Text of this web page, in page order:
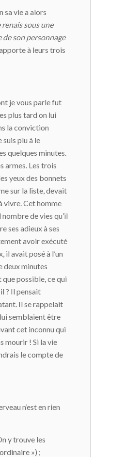
sa vie a alors
sous une
de son personnage
à leurs trois
je vous parle fut
plus tard on lui
la conviction
suis plu à le
quelques minutes.
armes. Les trois
yeux des bonnets
sur la liste, devait
vivre. Cet homme
de vies qu’il
ses adieux à ses
avoir exécuté
il avait posé à l’un
deux minutes
que possible, ce qui
? Il pensait
Il se rappelait
semblaient être
cet inconnu qui
mourir ! Si la vie
le compte de
n’est en rien
y trouve les
») ;